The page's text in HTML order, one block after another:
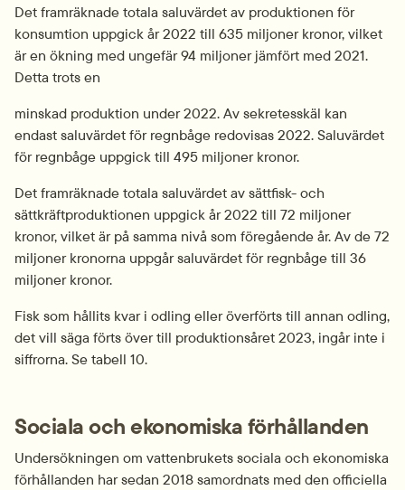
Det framräknade totala saluvärdet av produktionen för
konsumtion uppgick år 2022 till 635 miljoner kronor, vilket
är en ökning med ungefär 94 miljoner jämfört med 2021.
Detta trots en
minskad produktion under 2022. Av sekretesskäl kan
endast saluvärdet för regnbåge redovisas 2022. Saluvärdet
för regnbåge uppgick till 495 miljoner kronor.
Det framräknade totala saluvärdet av sättfisk- och
sättkräftproduktionen uppgick år 2022 till 72 miljoner
kronor, vilket är på samma nivå som föregående år. Av de 72
miljoner kronorna uppgår saluvärdet för regnbåge till 36
miljoner kronor.
Fisk som hållits kvar i odling eller överförts till annan odling,
det vill säga förts över till produktionsåret 2023, ingår inte i
siffrorna. Se tabell 10.
Sociala och ekonomiska förhållanden
Undersökningen om vattenbrukets sociala och ekonomiska
förhållanden har sedan 2018 samordnats med den officiella